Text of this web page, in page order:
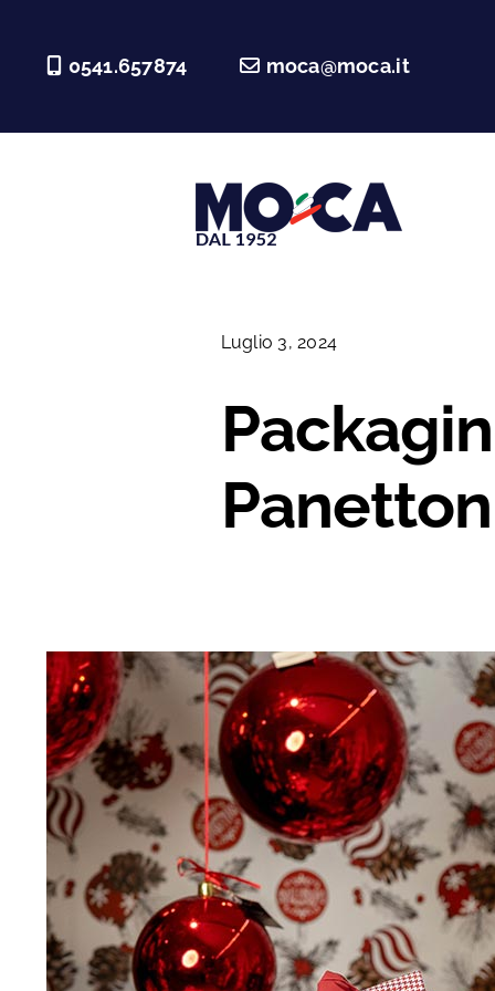
contenuto
0541.657874 moca@moca.it
Luglio 3, 2024